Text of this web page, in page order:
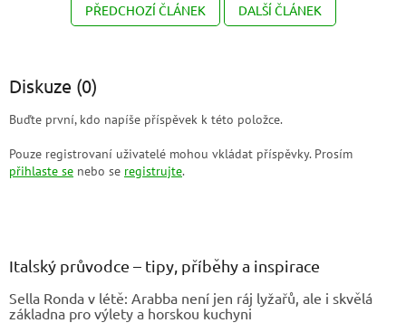
PŘEDCHOZÍ ČLÁNEK DALŠÍ ČLÁNEK
Diskuze (0)
Buďte první, kdo napíše příspěvek k této položce.
Pouze registrovaní uživatelé mohou vkládat příspěvky. Prosím
přihlaste se nebo se registrujte.
Italský průvodce – tipy, příběhy a inspirace
Sella Ronda v létě: Arabba není jen ráj lyžařů, ale i skvělá
základna pro výlety a horskou kuchyni